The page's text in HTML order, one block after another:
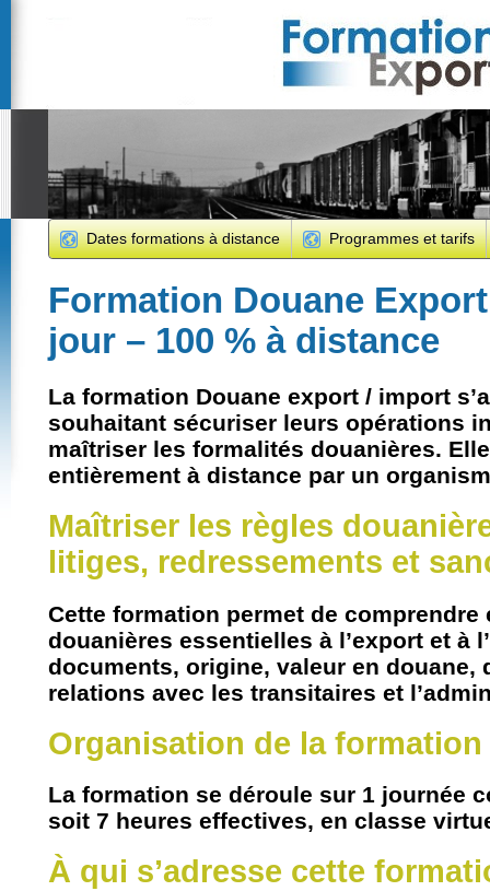
Dates formations à distance Programmes et tarifs
Formation Douane
jour – 100 % à distance
La formation Douane export / import
souhaitant sécuriser leurs opérations
maîtriser les formalités douanières.
entièrement à distance par un
Maîtriser les règles
litiges, redressements et
Cette formation permet de
douanières essentielles à l’export et à
documents, origine, valeur en douane,
relations avec les transitaires et
Organisation de la formation
La formation se déroule sur 1 journée
soit 7 heures effectives, en classe
À qui s’adresse cette